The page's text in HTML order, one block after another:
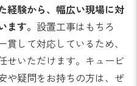
経験から、幅広い現場に対
す。 設置工事はもちろ
して対応しているため、
せいただけます。キュービ
や疑問をお持ちの方は、ぜ